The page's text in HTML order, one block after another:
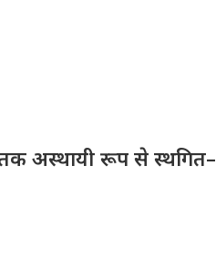
तक अस्थायी रूप से स्थगित–